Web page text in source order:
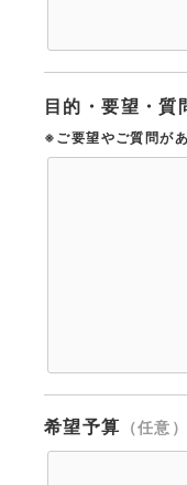
目的・要望・質
※ご要望やご質問が
希望予算 （任意）